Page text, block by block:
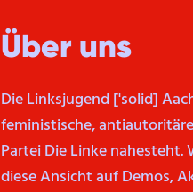
Über uns
Die Linksjugend ['solid]
feministische,
Partei Die Linke
diese Ansicht auf Demos,